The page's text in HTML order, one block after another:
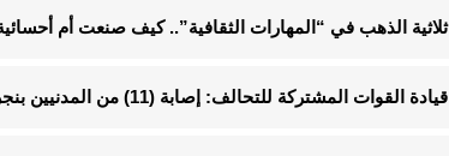
ثلاثية الذهب في “المهارات الثقافية”.. كيف صنعت أم
قيادة القوات المشتركة للتحالف: إصابة (11) من المدنيين بنجران نتيجة اعتداءات إرهابية حوثية